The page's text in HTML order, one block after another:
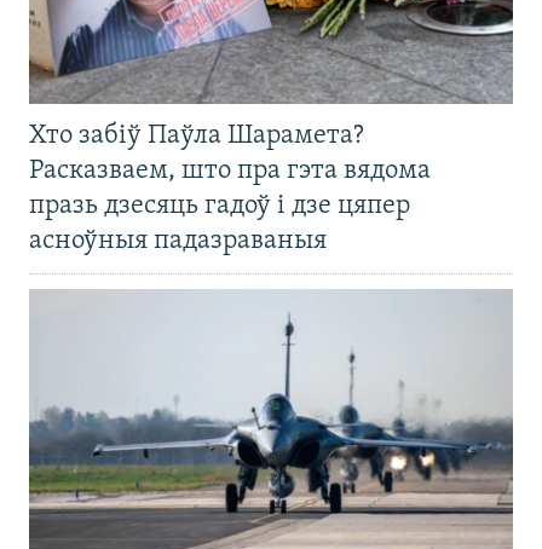
Хто забіў Паўла Шарамета?
Расказваем, што пра гэта вядома
празь дзесяць гадоў і дзе цяпер
асноўныя падазраваныя